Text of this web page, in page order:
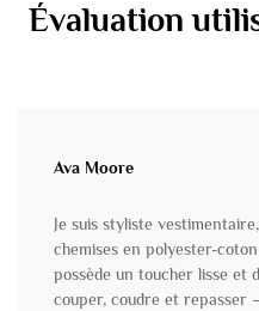
Évaluation
Ava Moore
Je suis styliste
chemises en polyester-
possède un toucher lisse et
couper, coudre et